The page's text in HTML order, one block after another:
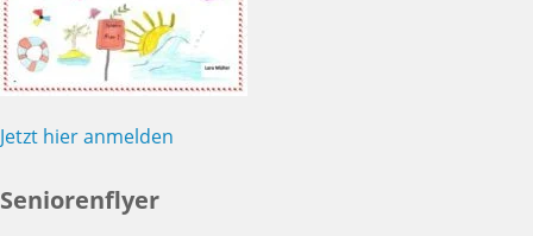
Jetzt hier anmelden
Seniorenflyer